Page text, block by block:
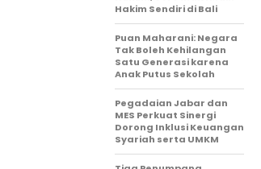
Hakim Sendiri di Bali
Puan Maharani: Negara
Tak Boleh Kehilangan
Satu Generasi karena
Anak Putus Sekolah
Pegadaian Jabar dan
MES Perkuat Sinergi
Dorong Inklusi Keuangan
Syariah serta UMKM